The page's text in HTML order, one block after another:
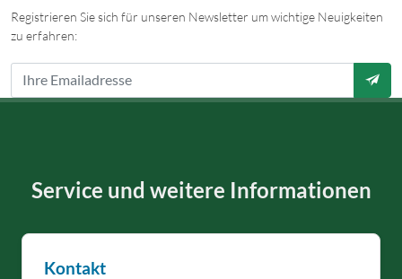
Registrieren Sie sich für unseren Newsletter um wichtige Neuigkeiten
zu erfahren:
Service und weitere Informationen
Kontakt